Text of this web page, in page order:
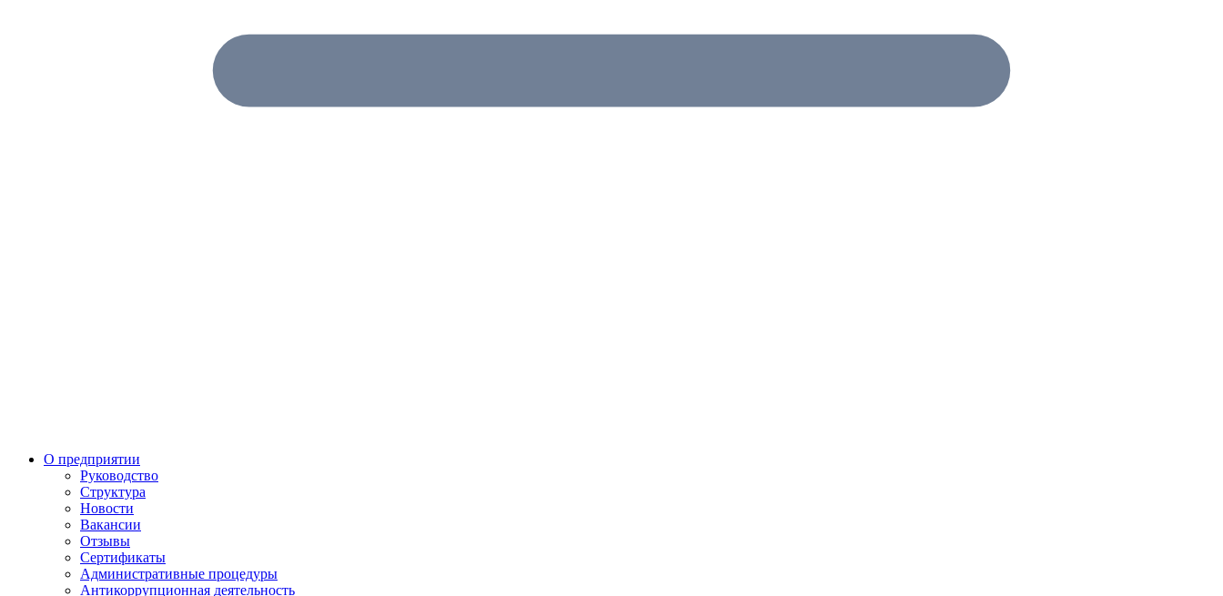
О предприятии
Руководство
Структура
Новости
Вакансии
Отзывы
Сертификаты
Административные процедуры
Антикоррупционная деятельность